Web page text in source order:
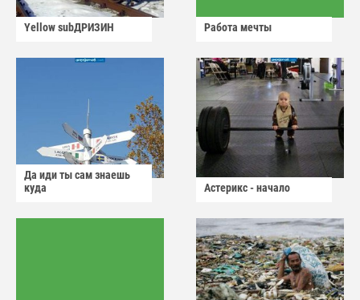
Yellow subДРИЗИН Работа мечты
Да иди ты сам знаешь
куда
Астерикс - начало